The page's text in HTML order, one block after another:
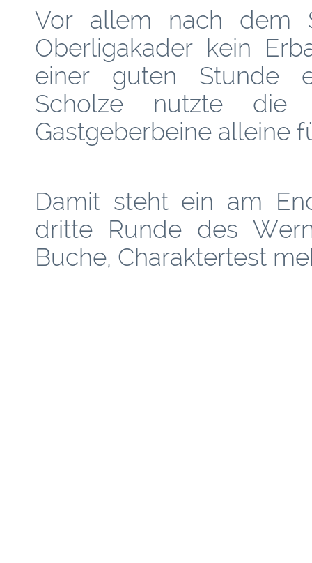
Vor allem nach dem
Oberligakader kein
einer guten Stunde
Scholze nutzte die
Gastgeberbeine alleine
Damit steht ein am
dritte Runde des
Buche, Charaktertest